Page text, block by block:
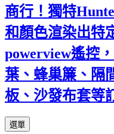
商行！獨特
和顏色渲染出特
powerview遙控
葉、蜂巢簾、隔
板、沙發布套等
選單